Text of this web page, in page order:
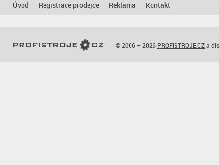
Úvod Registrace prodejce Reklama Kontakt
© 2006 – 2026 PROFISTROJE.CZa